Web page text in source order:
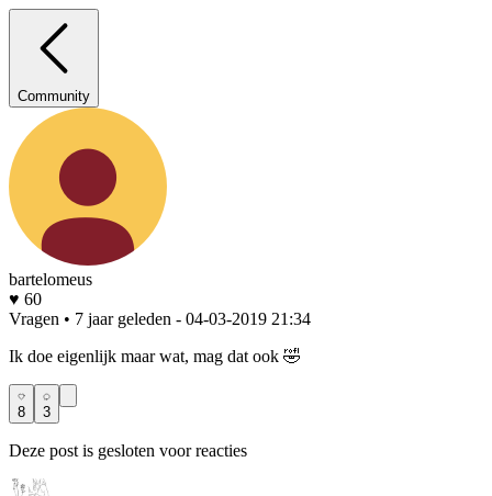
Community
bartelomeus
♥ 60
Vragen • 7 jaar geleden - 04-03-2019 21:34
Ik doe eigenlijk maar wat, mag dat ook 🤣
8 3
Deze post is gesloten voor reacties